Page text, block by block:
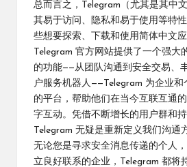
总而言之，Telegram（尤其是其中
其易于访问、隐私和易于使用等特
些想要探索、下载和使用简体中文
Telegram 官方网站提供了一个强大
的功能——从团队沟通到安全交易、
户服务机器人——Telegram 为企业
的平台，帮助他们在当今互联互通
字互动。凭借不断增长的用户群和持
Telegram 无疑是重新定义我们沟通
无论您是寻求安全消息传递的个人
立良好联系的企业，Telegram 都将